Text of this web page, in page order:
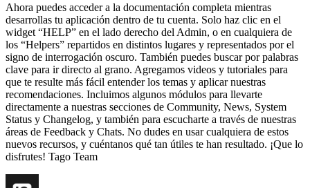
Ahora puedes acceder a la documentación completa mientras
desarrollas tu aplicación dentro de tu cuenta. Solo haz clic en el
widget “HELP” en el lado derecho del Admin, o en cualquiera de
los “Helpers” repartidos en distintos lugares y representados por el
signo de interrogación oscuro. También puedes buscar por palabras
clave para ir directo al grano. Agregamos videos y tutoriales para
que te resulte más fácil entender los temas y aplicar nuestras
recomendaciones. Incluimos algunos módulos para llevarte
directamente a nuestras secciones de Community, News, System
Status y Changelog, y también para escucharte a través de nuestras
áreas de Feedback y Chats. No dudes en usar cualquiera de estos
nuevos recursos, y cuéntanos qué tan útiles te han resultado. ¡Que lo
disfrutes! Tago Team